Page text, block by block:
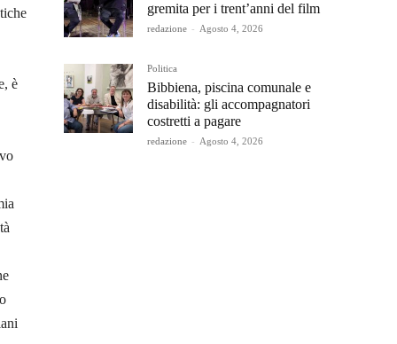
è
gremita per i trent’anni del film
redazione - Agosto 4, 2026
Politica
Bibbiena, piscina comunale e
disabilità: gli accompagnatori
costretti a pagare
redazione - Agosto 4, 2026